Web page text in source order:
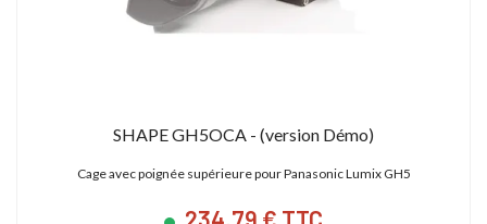
SHAPE GH5OCA - (version Démo)
Cage avec poignée supérieure pour Panasonic Lumix GH5
234,79 € TTC